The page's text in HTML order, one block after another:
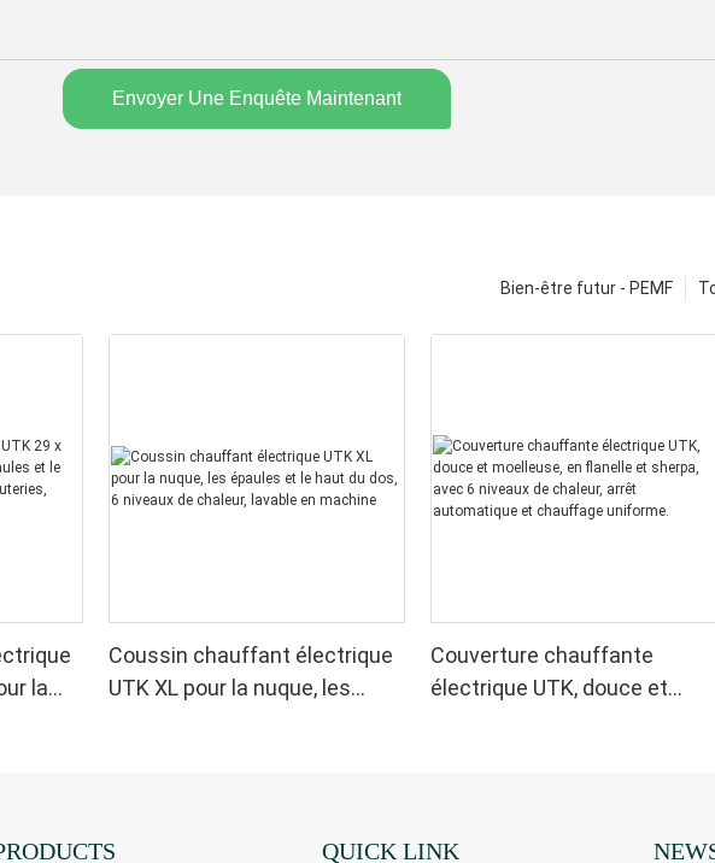
Envoyer Une Enquête Maintenant
Bien-être futur - PEMF
la
Coussin chauffant électrique
UTK XL pour la nuque, les
Couverture chauffante
électrique UTK, douce et
QUICK LINK